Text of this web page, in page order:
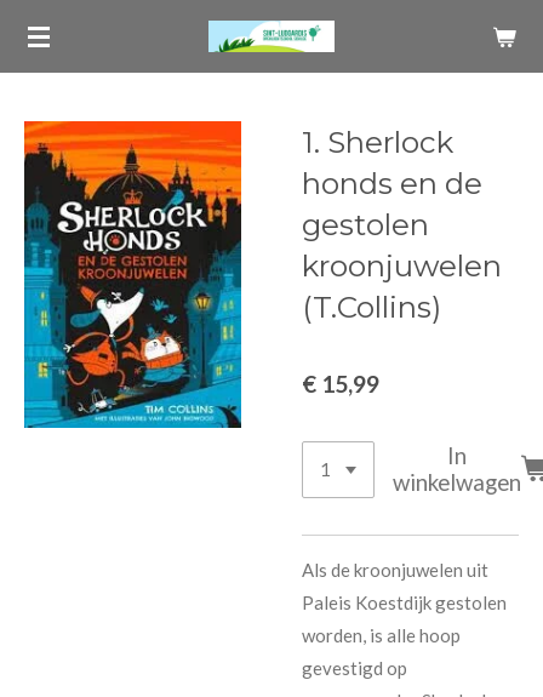
Ga
de
hoofdinhoud
1. Sherlock
honds en de
gestolen
kroonjuwelen
(T.Collins)
€ 15,99
In
winkelwagen
Als de kroonjuwelen uit
Paleis Koestdijk gestolen
worden, is alle hoop
gevestigd op